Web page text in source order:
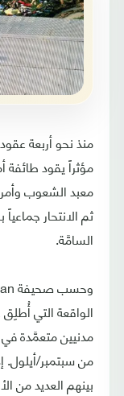
منذ نحو أربعة
مؤثراً يقود
معبد الشعوب
ثم الانتحار
السامَّة.
الواقعة التي
مدنيين متعمَّدة
بينهم العديد من